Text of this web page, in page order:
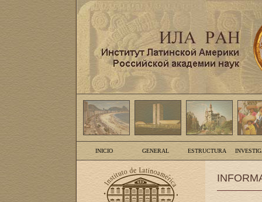
INICIO GENERAL ESTRUCTURA